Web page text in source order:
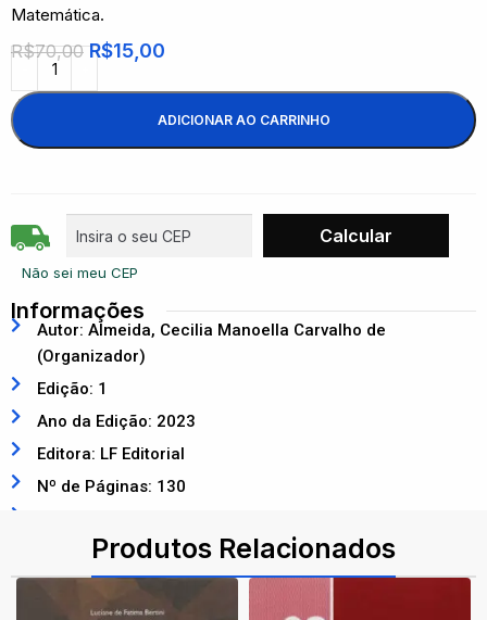
Matemática.
R$70,00 R$15,00
ADICIONAR AO CARRINHO
Não sei meu CEP
Informações
Autor: Almeida, Cecilia Manoella Carvalho de
(Organizador)
Edição: 1
Ano da Edição: 2023
Editora: LF Editorial
Nº de Páginas: 130
Produtos Relacionados